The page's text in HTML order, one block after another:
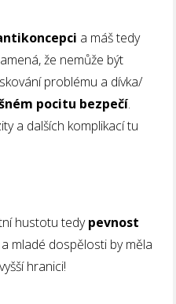
a máš tedy
že nemůže být
problému a dívka/
pocitu bezpečí.
a dalších komplikací tu
hustotu tedypevnost
mladé dospělosti by měla
hranici!